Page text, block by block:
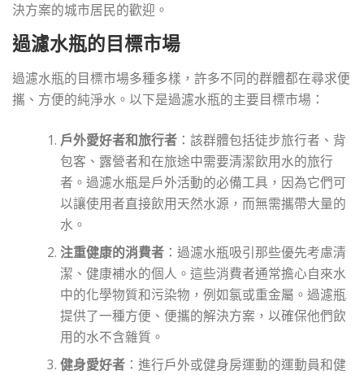
決方案的城市居民的歡迎。
過濾水瓶的目標市場
過濾水瓶的目標市場多種多樣，許多不同的群體都在尋求便
攜、方便的純淨水。以下是過濾水瓶的主要目標市場：
戶外愛好者和旅行者 ：該群體包括徒步旅行者、背
包客、露營者和在旅途中需要清潔飲用水的旅行
者。過濾水瓶是戶外活動的必備工具，因為它們可
以讓使用者直接飲用天然水源，而無需攜帶大量的
水。
注重健康的消費者 ：過濾水瓶吸引那些優先考慮清
潔、健康補水的個人。這些消費者通常擔心自來水
中的化學物質和污染物，例如氯或重金屬。過濾瓶
提供了一種方便、便攜的解決方案，以確保他們飲
用的水不含雜質。
健身愛好者 ：進行戶外或健身房運動的運動員和健